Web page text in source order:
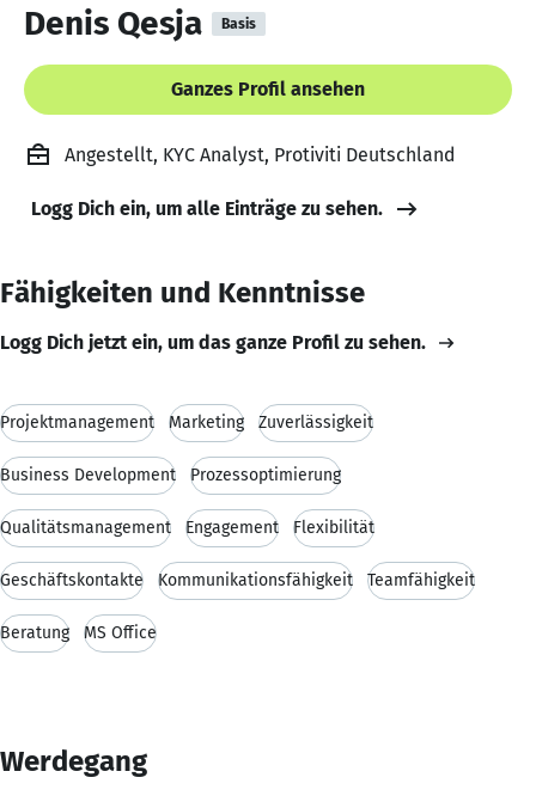
Denis Qesja Basis
Ganzes Profil ansehen
Angestellt, KYC Analyst, Protiviti Deutschland
Logg Dich ein, um alle Einträge zu sehen.
Fähigkeiten und Kenntnisse
Logg Dich jetzt ein, um das ganze Profil zu sehen.
Projektmanagement Marketing Zuverlässigkeit
Business Development Prozessoptimierung
Qualitätsmanagement Engagement Flexibilität
Geschäftskontakte Kommunikationsfähigkeit Teamfähigkeit
Beratung MS Office
Werdegang